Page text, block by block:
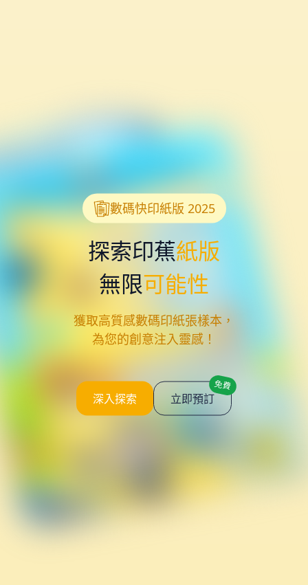
數碼快印紙版 2025
探索印蕉紙版
無限可能性
獲取高質感數碼印紙張樣本，
為您的創意注入靈感！
深入探索 立即預訂
免費